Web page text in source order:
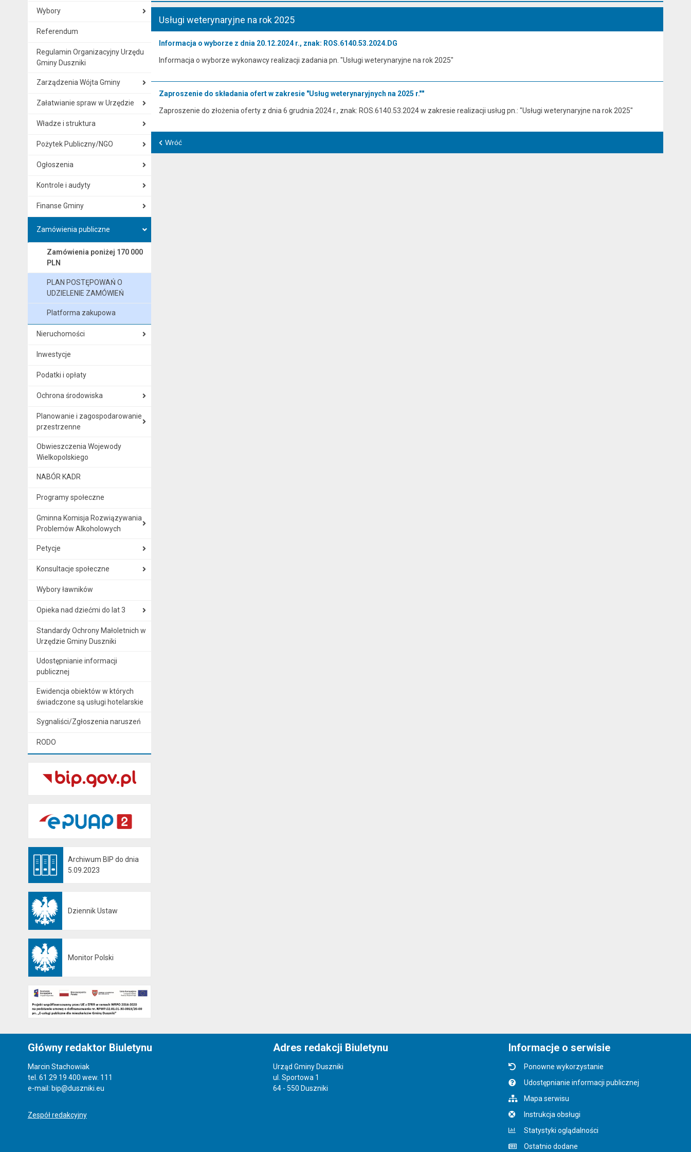
Wybory
Referendum
Regulamin Organizacyjny Urzędu
Gminy Duszniki
Zarządzenia Wójta Gminy
Załatwianie spraw w Urzędzie
Władze i struktura
Pożytek Publiczny/NGO
Ogłoszenia
Kontrole i audyty
Finanse Gminy
Zamówienia publiczne
Zamówienia poniżej 170 000
PLN
PLAN POSTĘPOWAŃ O
UDZIELENIE ZAMÓWIEŃ
Platforma zakupowa
Nieruchomości
Inwestycje
Podatki i opłaty
Ochrona środowiska
Planowanie i zagospodarowanie
przestrzenne
Obwieszczenia Wojewody
Wielkopolskiego
NABÓR KADR
Programy społeczne
Gminna Komisja Rozwiązywania
Problemów Alkoholowych
Petycje
Konsultacje społeczne
Wybory ławników
Opieka nad dziećmi do lat 3
Standardy Ochrony Małoletnich w
Urzędzie Gminy Duszniki
Udostępnianie informacji
publicznej
Ewidencja obiektów w których
świadczone są usługi hotelarskie
Sygnaliści/Zgłoszenia naruszeń
RODO
Archiwum BIP do dnia
5.09.2023
Dziennik Ustaw
Monitor Polski
Usługi weterynaryjne na rok 2025
Informacja o wyborze z dnia 20.12.2024 r., znak: ROS.6140.53.2024.DG
Informacja o wyborze wykonawcy realizacji zadania pn. "Usługi weterynaryjne na rok 2025"
Zaproszenie do składania ofert w zakresie "Usług weterynaryjnych na 2025 r.""
Zaproszenie do złożenia oferty z dnia 6 grudnia 2024 r., znak: ROS.6140.53.2024 w zakresie realizacji usług pn.: "Usługi weterynaryjne na rok 2025"
Wróć
Główny redaktor Biuletynu
Marcin Stachowiak
tel. 61 29 19 400 wew. 111
e-mail: bip@duszniki.eu
Zespół redakcyjny
Adres redakcji Biuletynu
Urząd Gminy Duszniki
ul. Sportowa 1
64 - 550 Duszniki
Informacje o serwisie
Ponowne wykorzystanie
Udostępnianie informacji publicznej
Mapa serwisu
Instrukcja obsługi
Statystyki oglądalności
Ostatnio dodane